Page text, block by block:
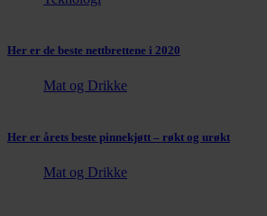
Her er de beste nettbrettene i 2020
Mat og Drikke
Her er årets beste pinnekjøtt – røkt og urøkt
Mat og Drikke